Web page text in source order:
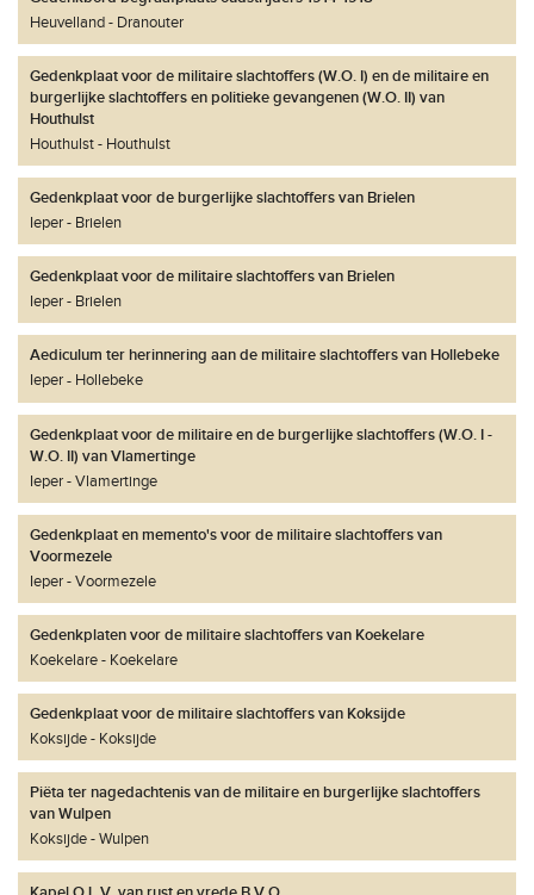
Heuvelland
Dranouter
Gedenkplaat voor de militaire slachtoffers (W.O. I) en de militaire en
burgerlijke slachtoffers en politieke gevangenen (W.O. II) van
Houthulst
Houthulst
Houthulst
Gedenkplaat voor de burgerlijke slachtoffers van Brielen
Ieper
Brielen
Gedenkplaat voor de militaire slachtoffers van Brielen
Ieper
Brielen
Aediculum ter herinnering aan de militaire slachtoffers van Hollebeke
Ieper
Hollebeke
Gedenkplaat voor de militaire en de burgerlijke slachtoffers (W.O. I -
W.O. II) van Vlamertinge
Ieper
Vlamertinge
Gedenkplaat en memento's voor de militaire slachtoffers van
Voormezele
Ieper
Voormezele
Gedenkplaten voor de militaire slachtoffers van Koekelare
Koekelare
Koekelare
Gedenkplaat voor de militaire slachtoffers van Koksijde
Koksijde
Koksijde
Piëta ter nagedachtenis van de militaire en burgerlijke slachtoffers
van Wulpen
Koksijde
Wulpen